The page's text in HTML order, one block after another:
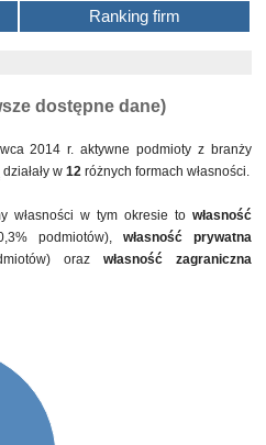
Ranking firm
dostępne dane)
2014 r. aktywne podmioty z branży
działały w 12 różnych formach własności.
własności w tym okresie to własność
podmiotów), własność prywatna
oraz własność zagraniczna